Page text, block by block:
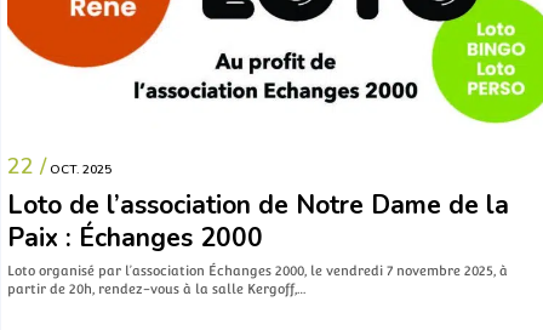
22 / OCT. 2025
Loto de l’association de Notre Dame de la
Paix : Échanges 2000
Loto organisé par l’association Échanges 2000, le vendredi 7 novembre 2025, à
partir de 20h, rendez-vous à la salle Kergoff,…